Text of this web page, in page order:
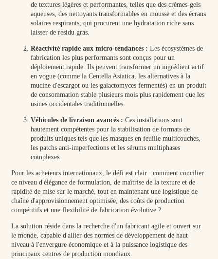
de textures légères et performantes, telles que des crèmes-gels
aqueuses, des nettoyants transformables en mousse et des écrans
solaires respirants, qui procurent une hydratation riche sans
laisser de résidu gras.
Réactivité rapide aux micro-tendances : Les écosystèmes de
fabrication les plus performants sont conçus pour un
déploiement rapide. Ils peuvent transformer un ingrédient actif
en vogue (comme la Centella Asiatica, les alternatives à la
mucine d'escargot ou les galactomyces fermentés) en un produit
de consommation stable plusieurs mois plus rapidement que les
usines occidentales traditionnelles.
Véhicules de livraison avancés : Ces installations sont
hautement compétentes pour la stabilisation de formats de
produits uniques tels que les masques en feuille multicouches,
les patchs anti-imperfections et les sérums multiphases
complexes.
Pour les acheteurs internationaux, le défi est clair : comment concilier
ce niveau d'élégance de formulation, de maîtrise de la texture et de
rapidité de mise sur le marché, tout en maintenant une logistique de
chaîne d'approvisionnement optimisée, des coûts de production
compétitifs et une flexibilité de fabrication évolutive ?
La solution réside dans la recherche d'un fabricant agile et ouvert sur
le monde, capable d'allier des normes de développement de haut
niveau à l'envergure économique et à la puissance logistique des
principaux centres de production mondiaux.